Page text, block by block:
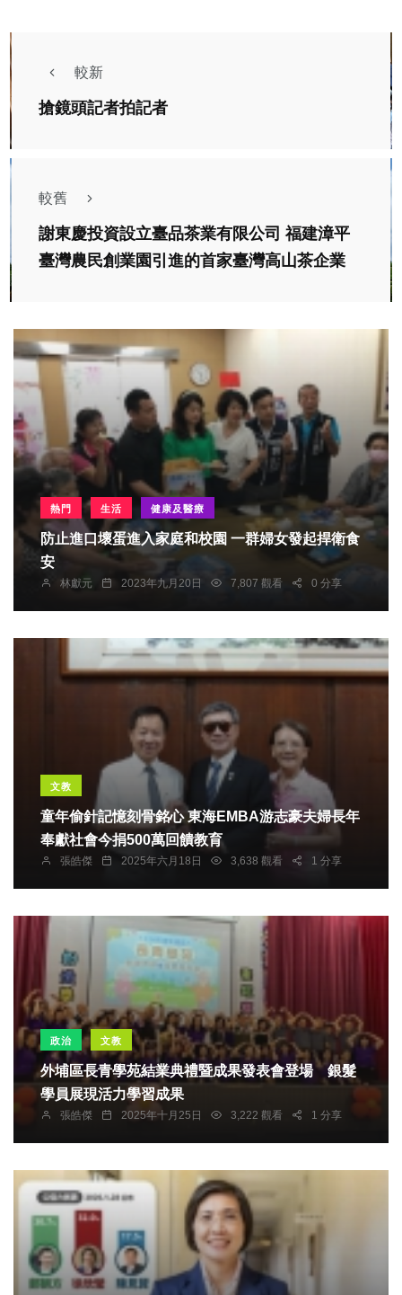
較新
搶鏡頭記者拍記者
較舊
謝東慶投資設立臺品茶業有限公司 福建漳平
臺灣農民創業園引進的首家臺灣高山茶企業
熱門 生活 健康及醫療
防止進口壞蛋進入家庭和校園 一群婦女發起捍衛食
安
林獻元 2023年九月20日 7,807 觀看 0 分享
文教
童年偷針記憶刻骨銘心 東海EMBA游志豪夫婦長年
奉獻社會今捐500萬回饋教育
張皓傑 2025年六月18日 3,638 觀看 1 分享
政治 文教
外埔區長青學苑結業典禮暨成果發表會登場 銀髮
學員展現活力學習成果
張皓傑 2025年十月25日 3,222 觀看 1 分享